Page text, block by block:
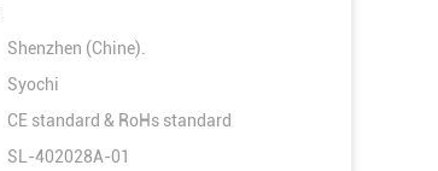
Shenzhen (Chine).
Syochi
CE standard & RoHs standard
SL-402028A-01